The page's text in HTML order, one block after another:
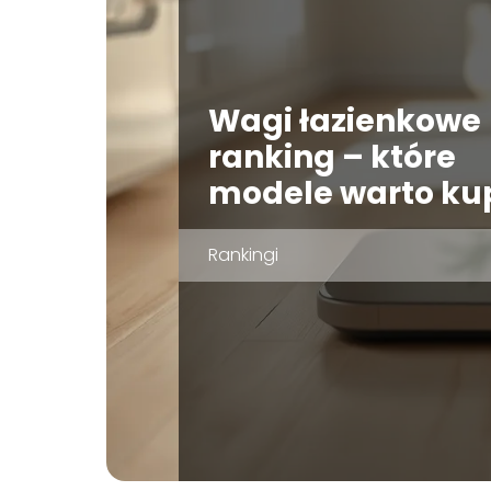
Wagi łazienkowe
ranking – które
modele warto
Rankingi